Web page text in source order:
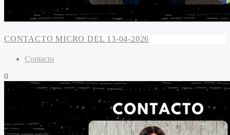
CONTACTO MICRO DEL 13-04-2026
Contacto
0